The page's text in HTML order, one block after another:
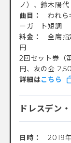
ノ）、鈴木陽代
曲目： われ
ーガ ト短調
料金：
全席指
円
2回セット券（
円、友の会
詳細はこちら
ドレスデン
日時： 2019